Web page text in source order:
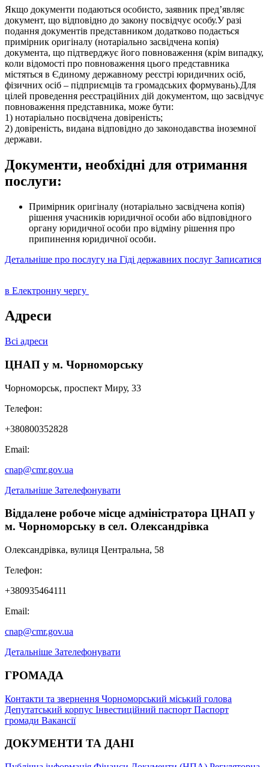
Якщо документи подаються особисто, заявник пред’являє
документ, що відповідно до закону посвідчує особу.У разі
подання документів представником додатково подається
примірник оригіналу (нотаріально засвідчена копія)
документа, що підтверджує його повноваження (крім випадку,
коли відомості про повноваження цього представника
містяться в Єдиному державному реєстрі юридичних осіб,
фізичних осіб – підприємців та громадських формувань).Для
цілей проведення реєстраційних дій документом, що засвідчує
повноваження представника, може бути:
1) нотаріально посвідчена довіреність;
2) довіреність, видана відповідно до законодавства іноземної
держави.
Документи, необхідні для отримання
послуги:
Примірник оригіналу (нотаріально засвідчена копія)
рішення учасників юридичної особи або відповідного
органу юридичної особи про відміну рішення про
припинення юридичної особи.
Детальніше про послугу на Гіді державних послуг Записатися
в Електронну чергу
Адреси
Всі адреси
ЦНАП у м. Чорноморську
Чорноморськ, проспект Миру, 33
Телефон:
+380800352828
Email:
cnap@cmr.gov.ua
Детальніше Зателефонувати
Віддалене робоче місце адміністратора ЦНАП у
м. Чорноморську в сел. Олександрівка
Олександрівка, вулиця Центральна, 58
Телефон:
+380935464111
Email:
cnap@cmr.gov.ua
Детальніше Зателефонувати
ГРОМАДА
Контакти та звернення Чорноморський міський голова
Депутатський корпус Інвестиційний паспорт Паспорт
громади Вакансії
ДОКУМЕНТИ ТА ДАНІ